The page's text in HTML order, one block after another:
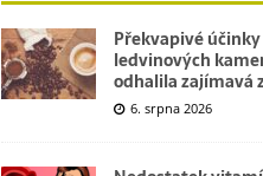
Překvapivé
ledvinových
odhalila zajímavá
6. srpna 2026